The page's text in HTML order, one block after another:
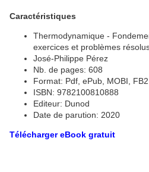
Caractéristiques
Thermodynamique -
exercices et problèmes
José-Philippe Pérez
Nb. de pages: 608
Format: Pdf, ePub, MOBI, FB2
ISBN: 9782100810888
Editeur: Dunod
Date de parution: 2020
Télécharger eBook gratuit